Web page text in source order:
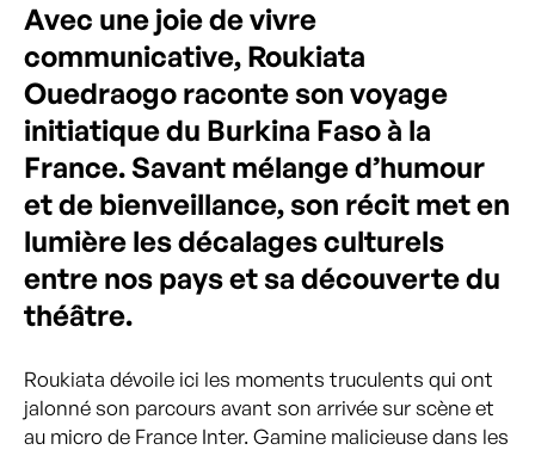
Avec une joie de vivre
communicative, Roukiata
Ouedraogo raconte son voyage
initiatique du Burkina Faso à la
France. Savant mélange d’humour
et de bienveillance, son récit met en
lumière les décalages culturels
entre nos pays et sa découverte du
théâtre.
Roukiata dévoile ici les moments truculents qui ont
jalonné son parcours avant son arrivée sur scène et
au micro de France Inter. Gamine malicieuse dans les